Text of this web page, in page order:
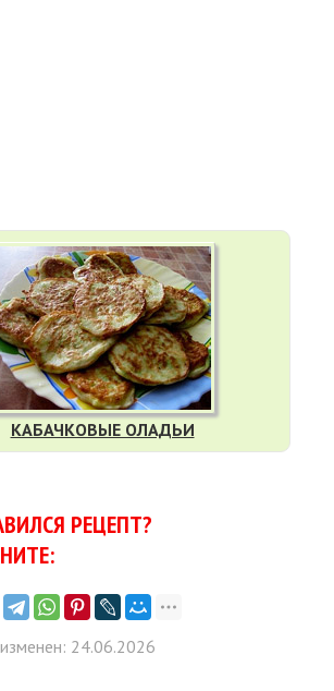
КАБАЧКОВЫЕ ОЛАДЬИ
РЕЦЕПТ?
24.06.2026